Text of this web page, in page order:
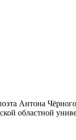
Антона
областной